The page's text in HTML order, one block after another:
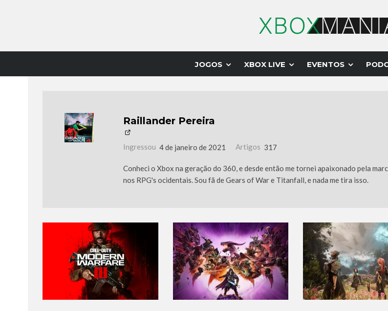
JOGOS XBOX LIVE EVENTOS
Raillander Pereira
Ingressou 4 de janeiro de 2021 Artigos 317
Conheci o Xbox na geração do 360, e desde então me tornei apaixonado pela
nos RPG's ocidentais. Sou fã de Gears of War e Titanfall, e nada me tira isso.